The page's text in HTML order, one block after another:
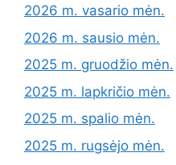
2026 m. vasario mėn.
2026 m. sausio mėn.
2025 m. gruodžio mėn.
2025 m. lapkričio mėn.
2025 m. spalio mėn.
2025 m. rugsėjo mėn.